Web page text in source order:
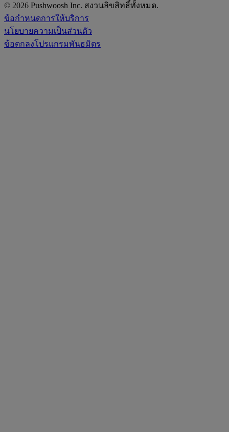
© 2026 Pushwoosh Inc. สงวนลิขสิทธิ์ทั้งหมด.
ข้อกำหนดการให้บริการ
นโยบายความเป็นส่วนตัว
ข้อตกลงโปรแกรมพันธมิตร